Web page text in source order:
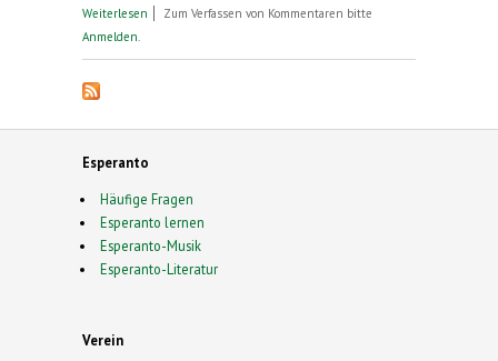
Weiterlesen über „Morgenständchen“ in der Stiftskirche
Zum Verfassen von Kommentaren bitte
Anmelden
Esperanto
Häufige Fragen
Esperanto lernen
Esperanto-Musik
Esperanto-Literatur
Verein